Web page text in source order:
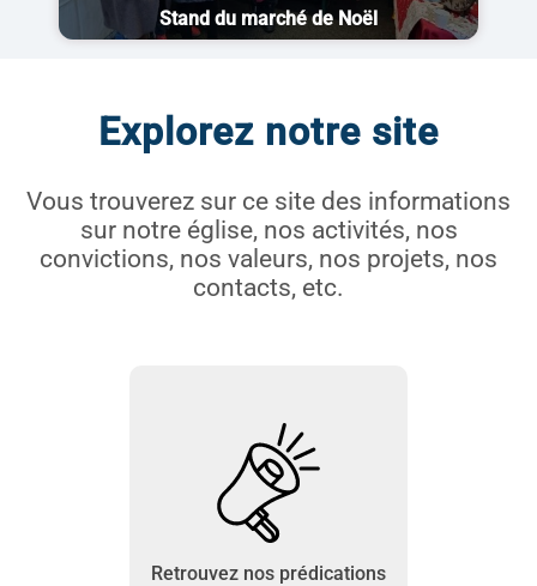
Stand du marché de Noël
Explorez notre site
Vous trouverez sur ce site des informations
sur notre église, nos activités, nos
convictions, nos valeurs, nos projets, nos
contacts, etc.
Retrouvez nos prédications